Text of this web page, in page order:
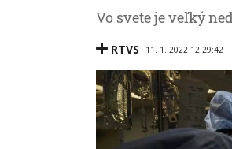
Vo svete je veľký
RTVS 11. 1. 2022 12:29:42